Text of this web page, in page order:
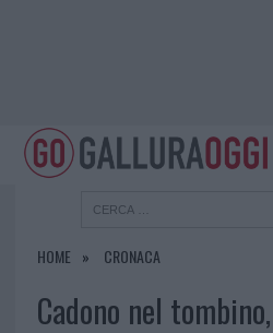
HOME CRONACA
Cadono nel